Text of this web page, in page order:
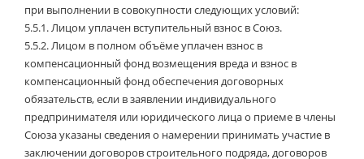
при выполнении в совокупности следующих условий:
5.5.1. Лицом уплачен вступительный взнос в Союз.
5.5.2. Лицом в полном объёме уплачен взнос в
компенсационный фонд возмещения вреда и взнос в
компенсационный фонд обеспечения договорных
обязательств, если в заявлении индивидуального
предпринимателя или юридического лица о приеме в члены
Союза указаны сведения о намерении принимать участие в
заключении договоров строительного подряда, договоров